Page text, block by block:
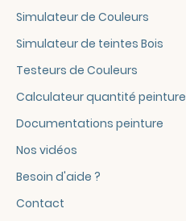
Simulateur de Couleurs
Simulateur de teintes Bois
Testeurs de Couleurs
Calculateur quantité peinture
Documentations peinture
Nos vidéos
Besoin d'aide ?
Contact